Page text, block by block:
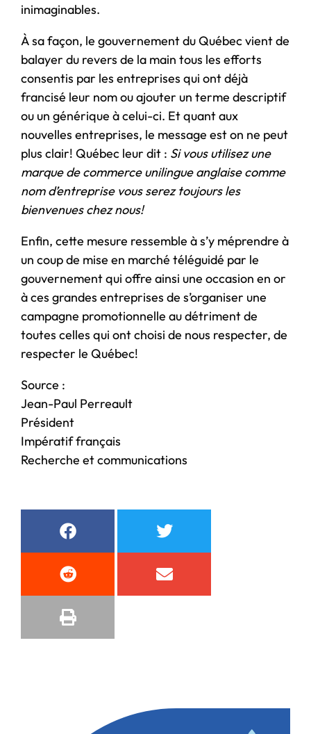
inimaginables.
À sa façon, le gouvernement du Québec vient de
balayer du revers de la main tous les efforts
consentis par les entreprises qui ont déjà
francisé leur nom ou ajouter un terme descriptif
ou un générique à celui-ci. Et quant aux
nouvelles entreprises, le message est on ne peut
plus clair! Québec leur dit : Si vous utilisez une
marque de commerce unilingue anglaise comme
nom d’entreprise vous serez toujours les
bienvenues chez nous!
Enfin, cette mesure ressemble à s’y méprendre à
un coup de mise en marché téléguidé par le
gouvernement qui offre ainsi une occasion en or
à ces grandes entreprises de s’organiser une
campagne promotionnelle au détriment de
toutes celles qui ont choisi de nous respecter, de
respecter le Québec!
Source :
Jean-Paul Perreault
Président
Impératif français
Recherche et communications